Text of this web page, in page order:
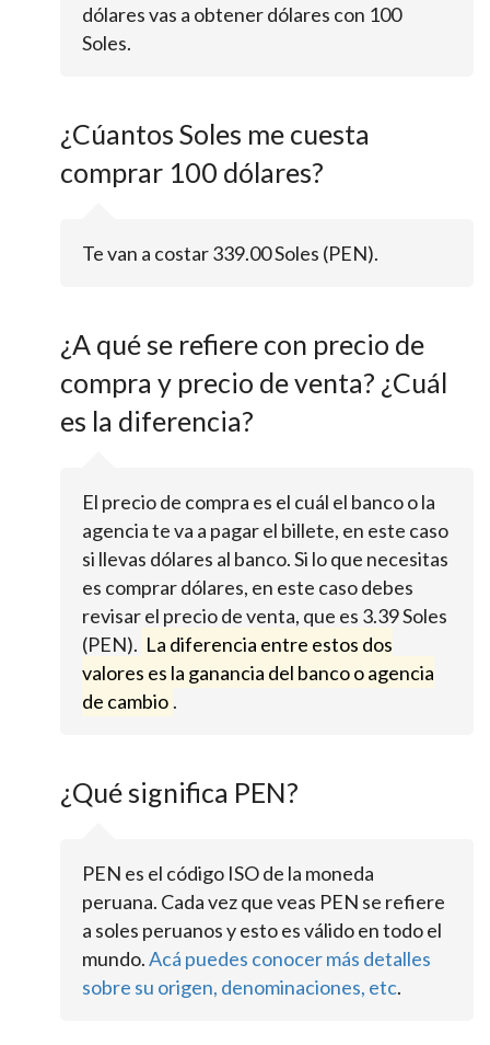
dólares vas a obtener dólares con 100
Soles.
¿Cúantos Soles me cuesta
comprar 100 dólares?
Te van a costar 339.00 Soles (PEN).
¿A qué se refiere con precio de
compra y precio de venta? ¿Cuál
es la diferencia?
El precio de compra es el cuál el banco o la
agencia te va a pagar el billete, en este caso
si llevas dólares al banco. Si lo que necesitas
es comprar dólares, en este caso debes
revisar el precio de venta, que es 3.39 Soles
(PEN). La diferencia entre estos dos
valores es la ganancia del banco o agencia
de cambio .
¿Qué significa PEN?
PEN es el código ISO de la moneda
peruana. Cada vez que veas PEN se refiere
a soles peruanos y esto es válido en todo el
mundo.Acá puedes conocer más detalles
sobre su origen, denominaciones, etc.